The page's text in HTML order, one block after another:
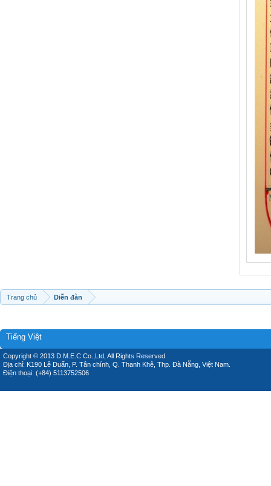
Trang chủ Diễn đàn
Tiếng Việt
Copyright © 2013 D.M.E.C Co.,Ltd, All Rights Reserved.
Địa chỉ: K190 Lê Duẩn, P. Tân chính, Q. Thanh Khê, Thp. Đà Nẵng, Việt Nam.
Điện thoại: (+84) 5113752506